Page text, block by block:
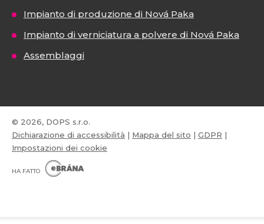
Impianto di produzione di Nová Paka
Impianto di verniciatura a polvere di Nová Paka
Assemblaggi
© 2026, DOPS s.r.o.
Dichiarazione di accessibilità | Mappa del sito | GDPR |
Impostazioni dei cookie
HA FATTO
B